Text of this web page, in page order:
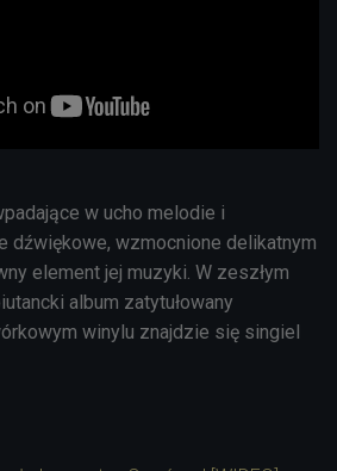
w ucho melodie i
dźwiękowe, wzmocnione delikatnym
element jej muzyki. W zeszłym
album zatytułowany
winylu znajdzie się singiel